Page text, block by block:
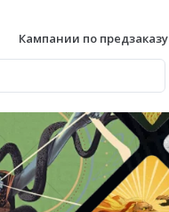
Кампании по предзаказу